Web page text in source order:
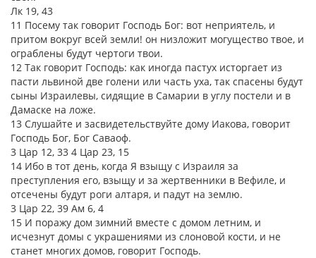
Лк 19, 43
11 Посему так говорит Господь Бог: вот неприятель, и
притом вокруг всей земли! он низложит могущество твое, и
ограблены будут чертоги твои.
12 Так говорит Господь: как иногда пастух исторгает из
пасти львиной две голени или часть уха, так спасены будут
сыны Израилевы, сидящие в Самарии в углу постели и в
Дамаске на ложе.
13 Слушайте и засвидетельствуйте дому Иакова, говорит
Господь Бог, Бог Саваоф.
3 Цар 12, 33 4 Цар 23, 15
14 Ибо в тот день, когда Я взыщу с Израиля за
преступления его, взыщу и за жертвенники в Вефиле, и
отсечены будут роги алтаря, и падут на землю.
3 Цар 22, 39 Ам 6, 4
15 И поражу дом зимний вместе с домом летним, и
исчезнут домы с украшениями из слоновой кости, и не
станет многих домов, говорит Господь.